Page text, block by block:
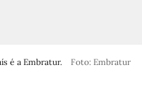
é a Embratur. Foto: Embratur